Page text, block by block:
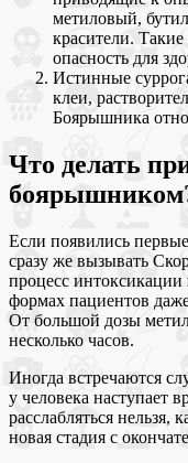
метиловый,
красители.
опасность для
Истинные
клеи,
Боярышника
Что делать
Если появились
сразу же вызывать
процесс
формах пациентов
От большой дозы
несколько часов.
Иногда встречаются
у человека наступает
расслабляться нельзя,
новая стадия с